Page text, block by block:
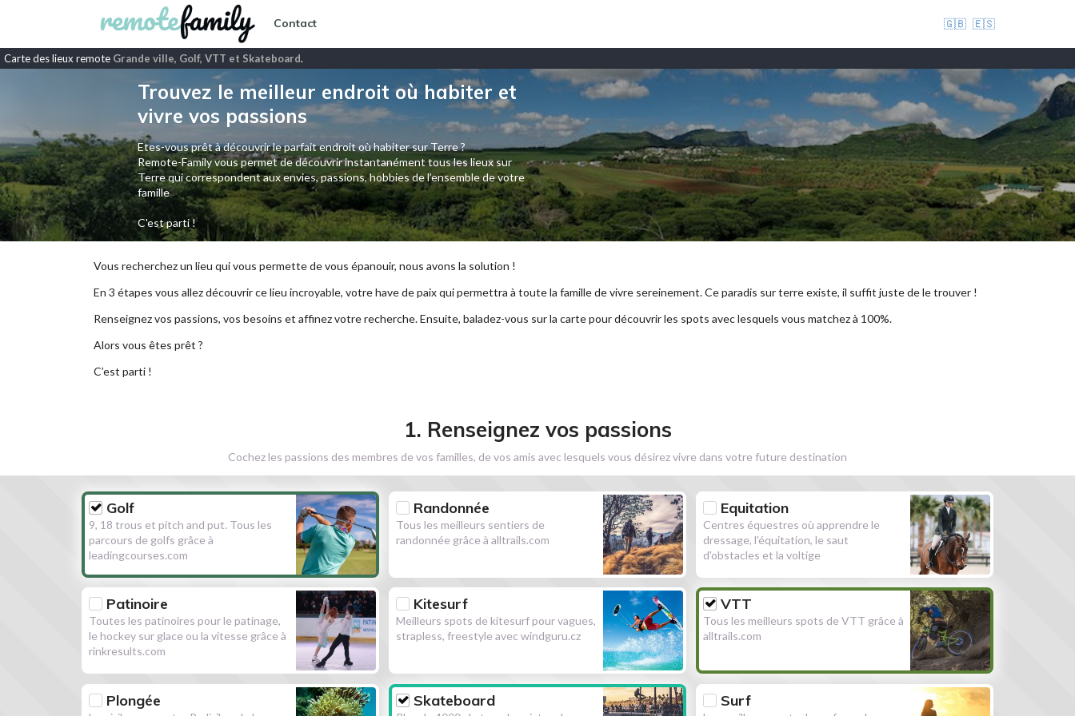
Contact 🇬🇧 🇪🇸
Carte des lieux remote Grande ville, Golf, VTT et Skateboard.
Trouvez le meilleur endroit où habiter et
vivre vos passions
Etes-vous prêt à découvrir le parfait endroit où habiter sur Terre ?
Remote-Family vous permet de découvrir instantanément tous les lieux sur
Terre qui correspondent aux envies, passions, hobbies de l’ensemble de votre
famille
C'est parti !
Vous recherchez un lieu qui vous permette de vous épanouir, nous avons la solution !
En 3 étapes vous allez découvrir ce lieu incroyable, votre have de paix qui permettra à toute la famille de vivre sereinement. Ce paradis sur terre existe, il suffit juste de le trouver !
Renseignez vos passions, vos besoins et affinez votre recherche. Ensuite, baladez-vous sur la carte pour découvrir les spots avec lesquels vous matchez à 100%.
Alors vous êtes prêt ?
C’est parti !
1. Renseignez vos passions
Cochez les passions des membres de vos familles, de vos amis avec lesquels vous désirez vivre dans votre future destination
Golf
9, 18 trous et pitch and put. Tous les
parcours de golfs grâce à
leadingcourses.com
Randonnée
Tous les meilleurs sentiers de
randonnée grâce à alltrails.com
Equitation
Centres équestres où apprendre le
dressage, l'équitation, le saut
d'obstacles et la voltige
Patinoire
Toutes les patinoires pour le patinage,
le hockey sur glace ou la vitesse grâce à
rinkresults.com
Kitesurf
Meilleurs spots de kitesurf pour vagues,
strapless, freestyle avec windguru.cz
VTT
Tous les meilleurs spots de VTT grâce à
alltrails.com
Plongée Skateboard Surf